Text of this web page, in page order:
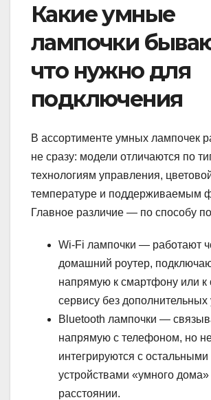
Какие умные
лампочки
что нужно для
подключения
В ассортименте умных лампочек
не сразу: модели отличаются по
технологиям управления,
температуре и поддерживаемым
Главное различие — по способу
Wi-Fi лампочки — работают
домашний роутер,
напрямую к смартфону или к
сервису без дополнительных
Bluetooth лампочки —
напрямую с телефоном, но
интегрируются с остальными
устройствами «умного дома»
расстоянии.